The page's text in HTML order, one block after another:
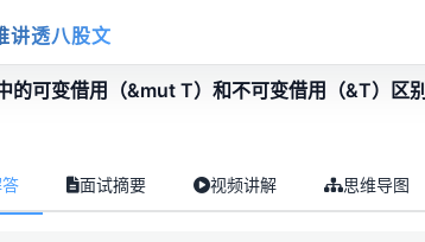
讲透八股文
的可变借用（&mut T）和不可变借用（&T）区别
面试摘要 视频讲解 思维导图